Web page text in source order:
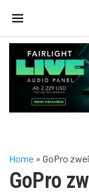
Home » GoPro
GoPro